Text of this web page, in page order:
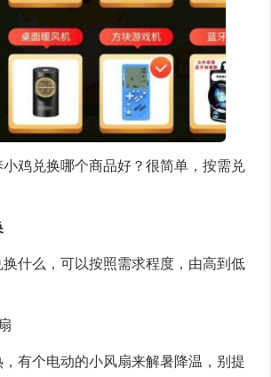
鸡兑换哪个商品好？很简单，按需兑
什么，可以按照需求程度，由高到低
有个电动的小风扇来解暑降温，别提